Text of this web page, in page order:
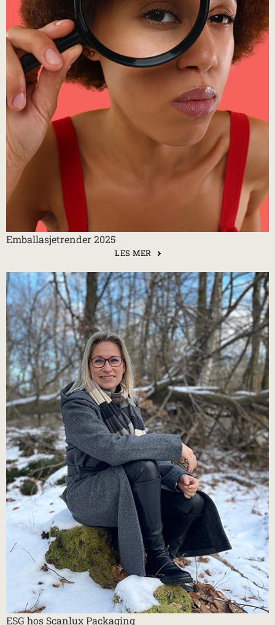
Emballasjetrender 2025
LES MER
ESG hos Scanlux Packaging